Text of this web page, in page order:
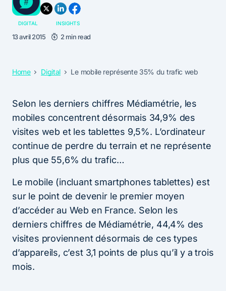
DIGITAL INSIGHTS
13 avril 2015 2 min read
Home Digital Le mobile représente 35% du trafic web
Selon les derniers chiffres Médiamétrie, les
mobiles concentrent désormais 34,9% des
visites web et les tablettes 9,5%. L’ordinateur
continue de perdre du terrain et ne représente
plus que 55,6% du trafic…
Le mobile (incluant smartphones tablettes) est
sur le point de devenir le premier moyen
d’accéder au Web en France. Selon les
derniers chiffres de Médiamétrie, 44,4% des
visites proviennent désormais de ces types
d’appareils, c’est 3,1 points de plus qu’il y a trois
mois.